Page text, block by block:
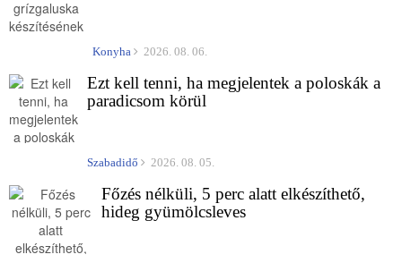
Konyha 2026. 08. 06.
Ezt kell tenni, ha megjelentek a poloskák a
paradicsom körül
Szabadidő 2026. 08. 05.
Főzés nélküli, 5 perc alatt elkészíthető,
hideg gyümölcsleves